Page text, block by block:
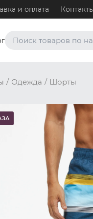
и оплата
Нижнее белье / Топ-бра
Боксеры и хипсы
Нижнее белье / Трусы /
Нижнее белье / Трусы /
Одежда / Майки
/ Одежда / Шорты